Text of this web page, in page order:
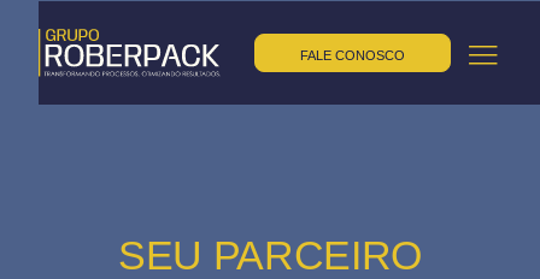
FALE CONOSCO
SEU PARCEIRO